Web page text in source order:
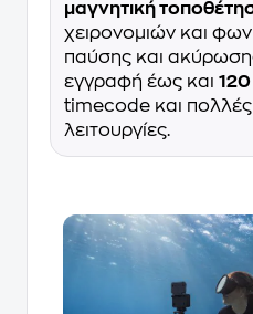
μαγνητική
χειρονομιών και
παύσης και
εγγραφή έως και
timecode και
λειτουργίες.